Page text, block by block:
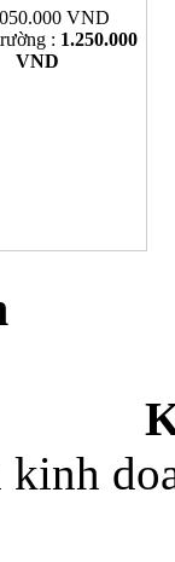
VND
: 1.250.000
VND
kinh